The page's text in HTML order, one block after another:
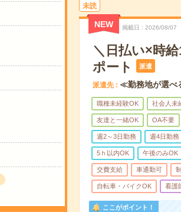
未読
NEW 掲載日 2026/08/07
＼日払い×時
ポート
派遣
派遣先 ≪勤務地が選べ
職種未経験OK 社会人未
友達と一緒OK OA不要
週2～3日勤務 週4日勤務
5ｈ以内OK 午後のみOK
交費支給 車通勤可
自転車・バイクOK 看護
ここがポイント！